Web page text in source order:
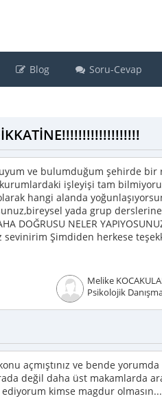
Blog Soru-Cevap
ve bulumduğum şehirde bir
işleyişi tam
hangi alanda
yada grup
DOĞRUSU NELER
sevinirim Şimdiden herkese
Melike
Psikolojik
açmıştınız ve bende
değil daha üst makamlarda
kimse magdur olmasın...